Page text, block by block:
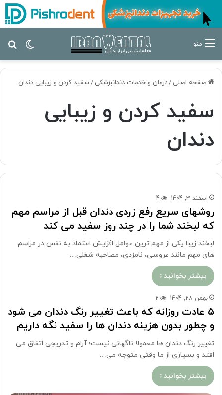
تغییر منو
صفحه اصلی /درمان‌ و خدمات دندانپزشکی /سفید کردن و زیبایی دندان
سفید کردن و زیبایی
دندان
اسفند 3, 1404 4
روشهای سریع رفع زردی دندان قبل از مراسم مهم
که لبخند شما را در چند روز سفید می کند
لبخند زیبا یکی از مهم ترین عوامل افزایش اعتماد به نفس در مراسم
های مهم مانند عروسی، نامزدی، مصاحبه شغلی…
بیشتر بخوانید »
بهمن 28, 1404 2
۵ عادت روزانه که باعث تغییر رنگ دندان می شود
و چطور بدون هزینه دندان ها را سفید نگه داریم
تغییر رنگ دندان ها معمولا ناگهانی نیست؛ آرام و تدریجی اتفاق می
افتد و بسیاری از ما وقتی متوجه می…
بیشتر بخوانید »